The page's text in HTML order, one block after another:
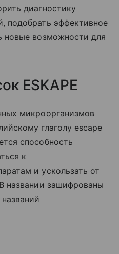
диагностику
подобрать эффективное
новые возможности для
ESKAPE
микроорганизмов
глаголу escape
способность
к
и ускользать от
названии зашифрованы